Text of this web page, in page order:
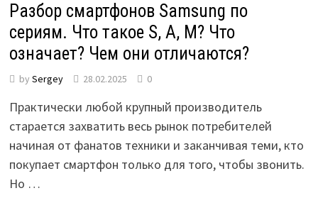
Разбор смартфонов Samsung по
сериям. Что такое S, A, M? Что
означает? Чем они отличаются?
by Sergey 28.02.2025 0
Практически любой крупный производитель
старается захватить весь рынок потребителей
начиная от фанатов техники и заканчивая теми, кто
покупает смартфон только для того, чтобы звонить.
Но …